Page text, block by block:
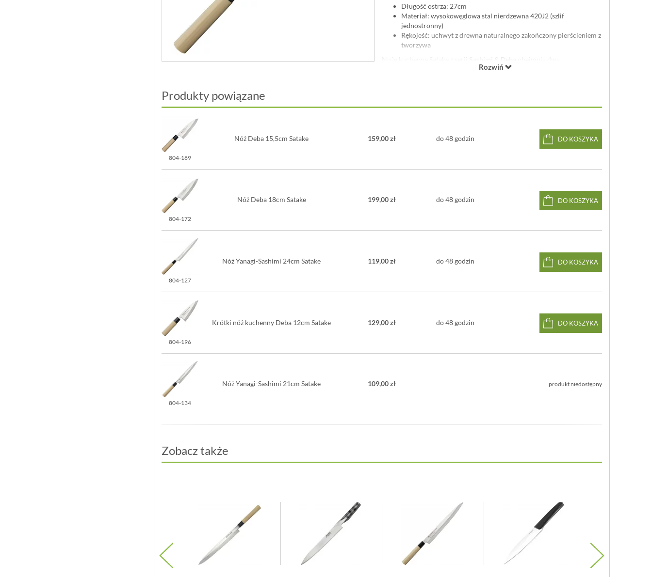
Długość ostrza: 27cm
Materiał: wysokowęglowa stal nierdzewna 420J2 (szlif
jednostronny)
Rękojeść: uchwyt z drewna naturalnego zakończony pierścieniem z
tworzywa
charakterystyczne modele tradycyjnych noży japońskich o różnej
pierścieniem z wytrzymałego tworzywa, co skutecznie zapobiega
Rozwiń
Produkty powiązane
804-189
Nóż Deba 15,5cm Satake 159,00 zł do 48 godzin DO KOSZYKA
804-172
Nóż Deba 18cm Satake 199,00 zł do 48 godzin DO KOSZYKA
804-127
Nóż Yanagi-Sashimi 24cm Satake 119,00 zł do 48 godzin DO KOSZYKA
804-196
Krótki nóż kuchenny Deba 12cm Satake 129,00 zł do 48 godzin DO KOSZYKA
804-134
Nóż Yanagi-Sashimi 21cm Satake 109,00 zł produkt niedostępny
Zobacz także